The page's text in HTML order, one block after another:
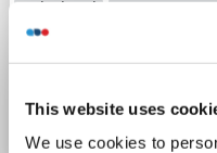
This website uses
We use cookies to
Produktnummer
Datenblatt